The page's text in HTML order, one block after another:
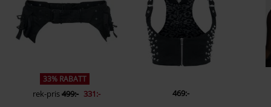
33% RABATT
rek-pris499:- 331:- 469:-